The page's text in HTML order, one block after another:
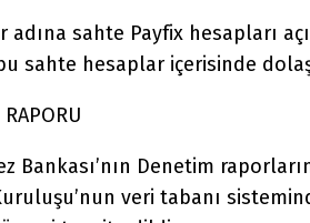
adına sahte Payfix hesapları
sahte hesaplar içerisinde
RAPORU
Bankası’nın Denetim
veri tabanı